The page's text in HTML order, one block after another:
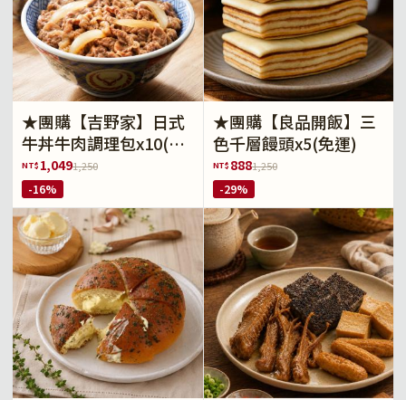
★團購【吉野家】日式
牛丼牛肉調理包x10(免
運)
NT$ 1,0491,250
-16%
★團購【良品開飯】三
色千層饅頭x5(免運)
NT$ 8881,250
-29%